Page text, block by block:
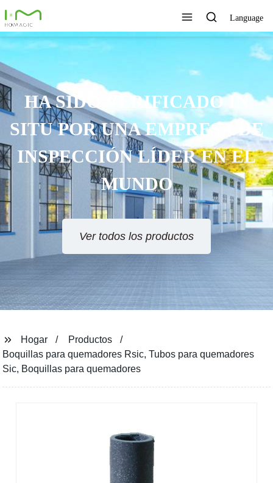
Language
HA SIDO VERIFICADO IN
SITU POR UNA EMPRESA DE
INSPECCIÓN LÍDER EN EL
MUNDO
Ver todos los productos
Hogar
Productos
Boquillas para quemadores Rsic, Tubos para quemadores
Sic, Boquillas para quemadores